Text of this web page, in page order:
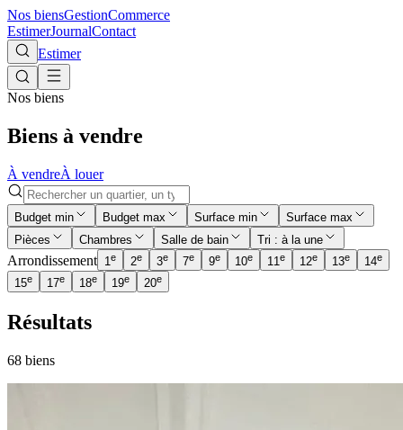
Nos biensGestionCommerce
EstimerJournalContact
Estimer
Nos biens
Biens à vendre
À vendreÀ louer
Budget min Budget max Surface min
Surface max
Pièces
Chambres Salle de bain Tri : à la une
Arrondissement 1 e 2e 3e 7e 9e 10e 11 e 12e 13e 14e
15e 17e 18e 19e 20e
Résultats
68 biens